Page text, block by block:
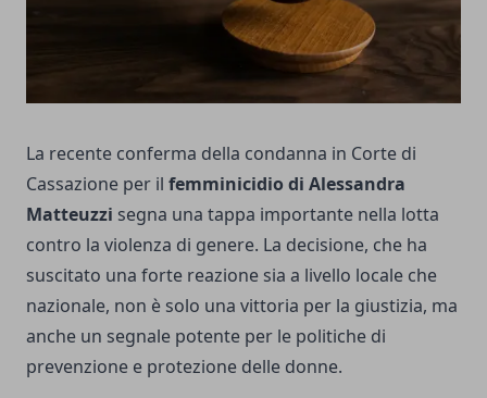
La recente conferma della condanna in Corte di
Cassazione per il femminicidio di Alessandra
Matteuzzi segna una tappa importante nella lotta
contro la violenza di genere. La decisione, che ha
suscitato una forte reazione sia a livello locale che
nazionale, non è solo una vittoria per la giustizia, ma
anche un segnale potente per le politiche di
prevenzione e protezione delle donne.